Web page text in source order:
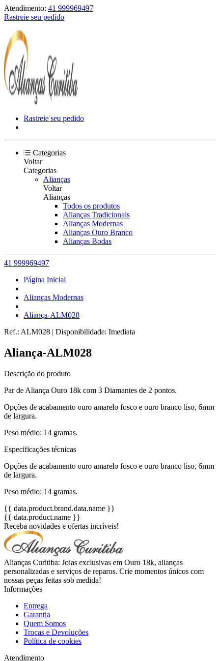
Atendimento: 41 999969497
Rastreie seu pedido
Rastreie seu pedido
Categorias
Voltar
Categorias
Alianças
Voltar
Alianças
Todos os produtos
Alianças Tradicionais
Alianças Modernas
Alianças Ouro Branco
Alianças Bodas
41 999969497
Página Inicial
Alianças Modernas
Aliança-ALM028
Ref.: ALM028 | Disponibilidade: Imediata
Aliança-ALM028
Descrição do produto
Par de Aliança Ouro 18k com 3 Diamantes de 2 pontos.
Opções de acabamento ouro amarelo fosco e ouro branco liso, 6mm
de largura.
Peso médio: 14 gramas.
Especificações técnicas
Opções de acabamento ouro amarelo fosco e ouro branco liso, 6mm
de largura.
Peso médio: 14 gramas.
{{ data.product.brand.data.name }}
{{ data.product.name }}
Receba novidades e ofertas incríveis!
Alianças Curitiba: Joias exclusivas em Ouro 18k, alianças
personalizadas e serviços de reparos. Crie momentos únicos com
nossas peças feitas sob medida!
Informações
Entrega
Garantia
Quem Somos
Trocas e Devoluções
Política de cookies
Atendimento